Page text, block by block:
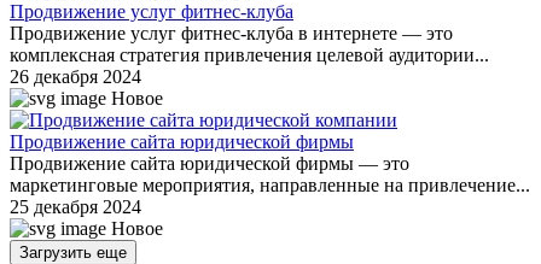
Продвижение услуг фитнес-клуба
Продвижение услуг фитнес-клуба в интернете — это
комплексная стратегия привлечения целевой аудитории...
26 декабря 2024
Новое
Продвижение сайта юридической фирмы
Продвижение сайта юридической фирмы — это
маркетинговые мероприятия, направленные на привлечение...
25 декабря 2024
Новое
Загрузить еще